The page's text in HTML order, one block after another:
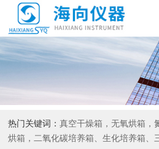
热门关键词：真空干燥箱，无氧烘箱，
烘箱，二氧化碳培养箱、生化培养箱、